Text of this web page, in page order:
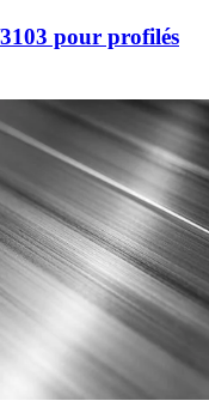
pour profilés